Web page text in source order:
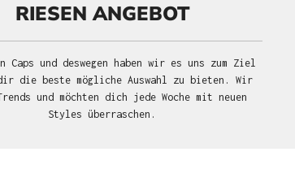
RIESEN ANGEBOT
Caps und deswegen haben wir es uns zum Ziel
die beste mögliche Auswahl zu bieten. Wir
und möchten dich jede Woche mit neuen
Styles überraschen.